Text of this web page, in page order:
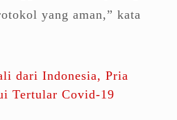
yang aman,” kata
dari Indonesia, Pria
Tertular Covid-19